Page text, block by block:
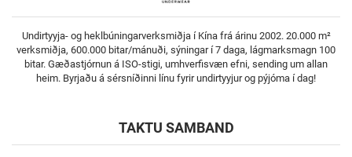
Undirtyyja- og heklbúningarverksmiðja í Kína frá árinu 2002. 20.000 m²
verksmiðja, 600.000 bitar/mánuði, sýningar í 7 daga, lágmarksmagn 100
bitar. Gæðastjórnun á ISO-stigi, umhverfisvæn efni, sending um allan
heim. Byrjaðu á sérsníðinni línu fyrir undirtyyjur og pýjóma í dag!
TAKTU SAMBAND